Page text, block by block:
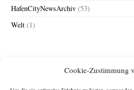
Cookie-Zustimmung
HafenCityNewsArchiv (53)
Welt (1)